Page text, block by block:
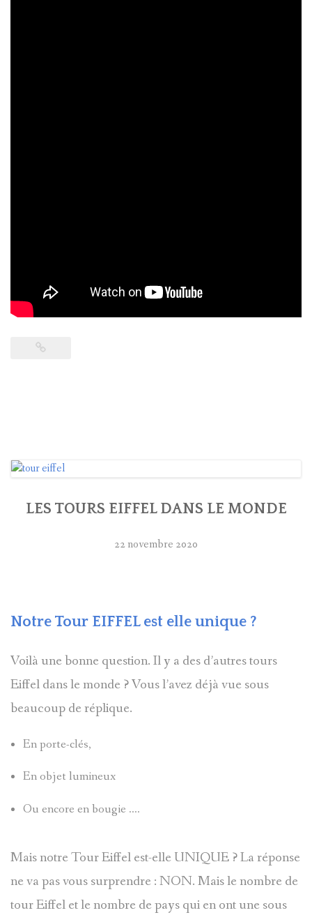
LES TOURS EIFFEL DANS LE MONDE
22 novembre 2020
Notre Tour EIFFEL est elle unique ?
Voilà une bonne question. Il y a des d’autres tours
Eiffel dans le monde ? Vous l’avez déjà vue sous
beaucoup de réplique.
En porte-clés,
En objet lumineux
Ou encore en bougie ….
Mais notre Tour Eiffel est-elle UNIQUE ? La réponse
ne va pas vous surprendre : NON. Mais le nombre de
tour Eiffel et le nombre de pays qui en ont une sous